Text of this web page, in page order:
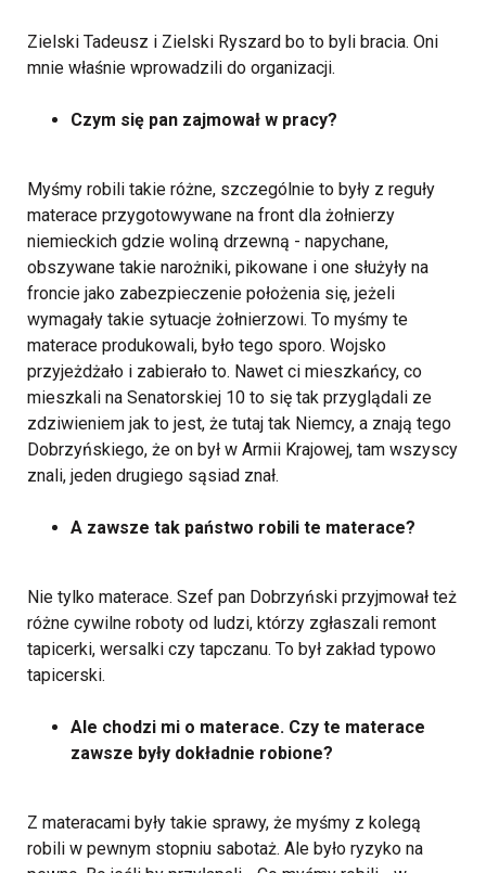
Zielski Tadeusz i Zielski Ryszard bo to byli bracia. Oni
mnie właśnie wprowadzili do organizacji.
Czym się pan zajmował w pracy?
Myśmy robili takie różne, szczególnie to były z reguły
materace przygotowywane na front dla żołnierzy
niemieckich gdzie woliną drzewną - napychane,
obszywane takie narożniki, pikowane i one służyły na
froncie jako zabezpieczenie położenia się, jeżeli
wymagały takie sytuacje żołnierzowi. To myśmy te
materace produkowali, było tego sporo. Wojsko
przyjeżdżało i zabierało to. Nawet ci mieszkańcy, co
mieszkali na Senatorskiej 10 to się tak przyglądali ze
zdziwieniem jak to jest, że tutaj tak Niemcy, a znają tego
Dobrzyńskiego, że on był w Armii Krajowej, tam wszyscy
znali, jeden drugiego sąsiad znał.
A zawsze tak państwo robili te materace?
Nie tylko materace. Szef pan Dobrzyński przyjmował też
różne cywilne roboty od ludzi, którzy zgłaszali remont
tapicerki, wersalki czy tapczanu. To był zakład typowo
tapicerski.
Ale chodzi mi o materace. Czy te materace
zawsze były dokładnie robione?
Z materacami były takie sprawy, że myśmy z kolegą
robili w pewnym stopniu sabotaż. Ale było ryzyko na